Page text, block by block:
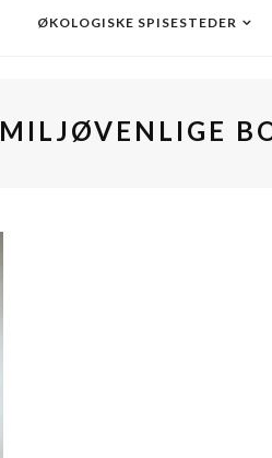
ØKOLOGISKE SPISESTEDER
MILJØVENLIGE